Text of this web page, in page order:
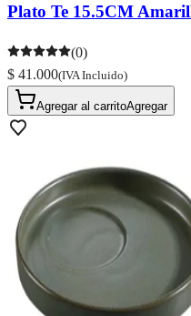
Plato Te 15.5CM
(0)
$ 41.000(IVA Incluido)
Agregar al carritoAgregar